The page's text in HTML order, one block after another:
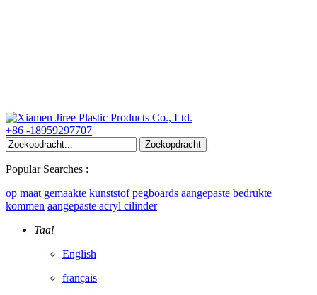
+86 -18959297707
Popular Searches :
op maat gemaakte kunststof pegboards aangepaste bedrukte
kommen aangepaste acryl cilinder
Taal
English
français